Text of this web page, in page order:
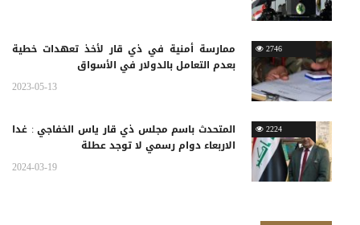
2746
ممارسة أمنية في ذي قار لأخذ تعهدات خطية
بعدم التعامل بالدولار في الأسواق
2023-05-13
2224
المتحدث باسم مجلس ذي قار ياس الخفاجي : غدا
الاربعاء دوام رسمي لا توجد عطلة
2024-03-19